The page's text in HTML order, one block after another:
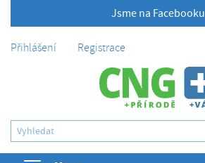
Jsme na Facebooku
Přihlášení Registrace